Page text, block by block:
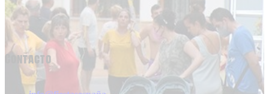
Contacto